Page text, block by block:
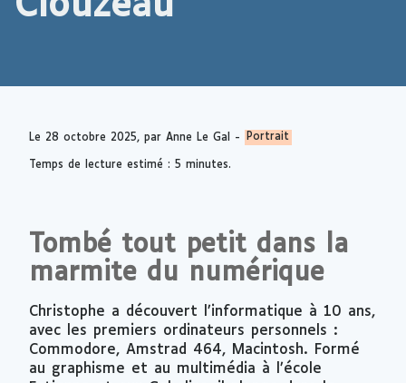
Le 28 octobre 2025, par Anne Le Gal - Portrait
Temps de lecture estimé : 5 minutes.
Tombé tout petit dans la
marmite du numérique
Christophe a découvert l’informatique à 10 ans,
avec les premiers ordinateurs personnels :
Commodore, Amstrad 464, Macintosh. Formé
au graphisme et au multimédia à l’école